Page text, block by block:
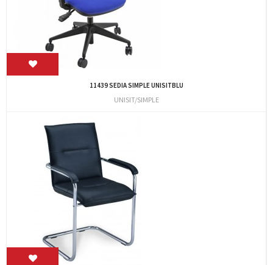
11439 SEDIA SIMPLE UNISITBLU
UNISIT/SIMPLE